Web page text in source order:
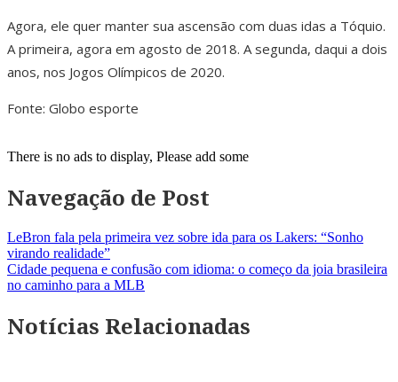
Agora, ele quer manter sua ascensão com duas idas a Tóquio.
A primeira, agora em agosto de 2018. A segunda, daqui a dois
anos, nos Jogos Olímpicos de 2020.
Fonte: Globo esporte
There is no ads to display, Please add some
Navegação de Post
LeBron fala pela primeira vez sobre ida para os Lakers: “Sonho
virando realidade”
Cidade pequena e confusão com idioma: o começo da joia brasileira
no caminho para a MLB
Notícias Relacionadas